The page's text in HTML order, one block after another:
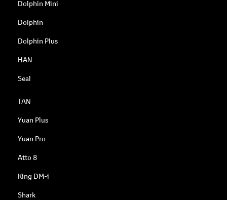
Dolphin Mini
Dolphin
Dolphin Plus
HAN
Seal
TAN
Yuan Plus
Yuan Pro
Atto 8
King DM-i
Shark